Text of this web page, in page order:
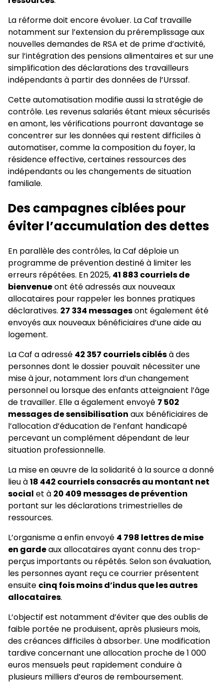
La réforme doit encore évoluer. La Caf travaille
notamment sur l’extension du préremplissage aux
nouvelles demandes de RSA et de prime d’activité,
sur l’intégration des pensions alimentaires et sur une
simplification des déclarations des travailleurs
indépendants à partir des données de l’Urssaf.
Cette automatisation modifie aussi la stratégie de
contrôle. Les revenus salariés étant mieux sécurisés
en amont, les vérifications pourront davantage se
concentrer sur les données qui restent difficiles à
automatiser, comme la composition du foyer, la
résidence effective, certaines ressources des
indépendants ou les changements de situation
familiale.
Des campagnes ciblées pour
éviter l’accumulation des dettes
En parallèle des contrôles, la Caf déploie un
programme de prévention destiné à limiter les
erreurs répétées. En 2025, 41 883 courriels de
bienvenueont été adressés aux nouveaux
allocataires pour rappeler les bonnes pratiques
déclaratives. 27 334 messagesont également été
envoyés aux nouveaux bénéficiaires d’une aide au
logement.
La Caf a adressé 42 357 courriels ciblésà des
personnes dont le dossier pouvait nécessiter une
mise à jour, notamment lors d’un changement
personnel ou lorsque des enfants atteignaient l’âge
de travailler. Elle a également envoyé 7 502
messages de sensibilisation aux bénéficiaires de
l’allocation d’éducation de l’enfant handicapé
percevant un complément dépendant de leur
situation professionnelle.
La mise en œuvre de la solidarité à la source a donné
lieu à18 442 courriels consacrés au montant net
social et à 20 409 messages de prévention
portant sur les déclarations trimestrielles de
ressources.
L’organisme a enfin envoyé 4 798 lettres de mise
en gardeaux allocataires ayant connu des trop-
perçus importants ou répétés. Selon son évaluation,
les personnes ayant reçu ce courrier présentent
ensuite cinq fois moins d’indus que les autres
allocataires.
L’objectif est notamment d’éviter que des oublis de
faible portée ne produisent, après plusieurs mois,
des créances difficiles à absorber. Une modification
tardive concernant une allocation proche de 1 000
euros mensuels peut rapidement conduire à
plusieurs milliers d’euros de remboursement.